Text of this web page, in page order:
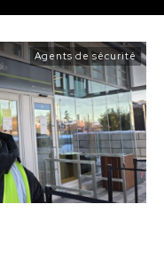
Agents de sécurité